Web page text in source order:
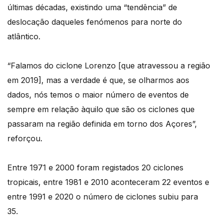
últimas décadas, existindo uma “tendência” de
deslocação daqueles fenómenos para norte do
atlântico.
“Falamos do ciclone Lorenzo [que atravessou a região
em 2019], mas a verdade é que, se olharmos aos
dados, nós temos o maior número de eventos de
sempre em relação àquilo que são os ciclones que
passaram na região definida em torno dos Açores”,
reforçou.
Entre 1971 e 2000 foram registados 20 ciclones
tropicais, entre 1981 e 2010 aconteceram 22 eventos e
entre 1991 e 2020 o número de ciclones subiu para
35.